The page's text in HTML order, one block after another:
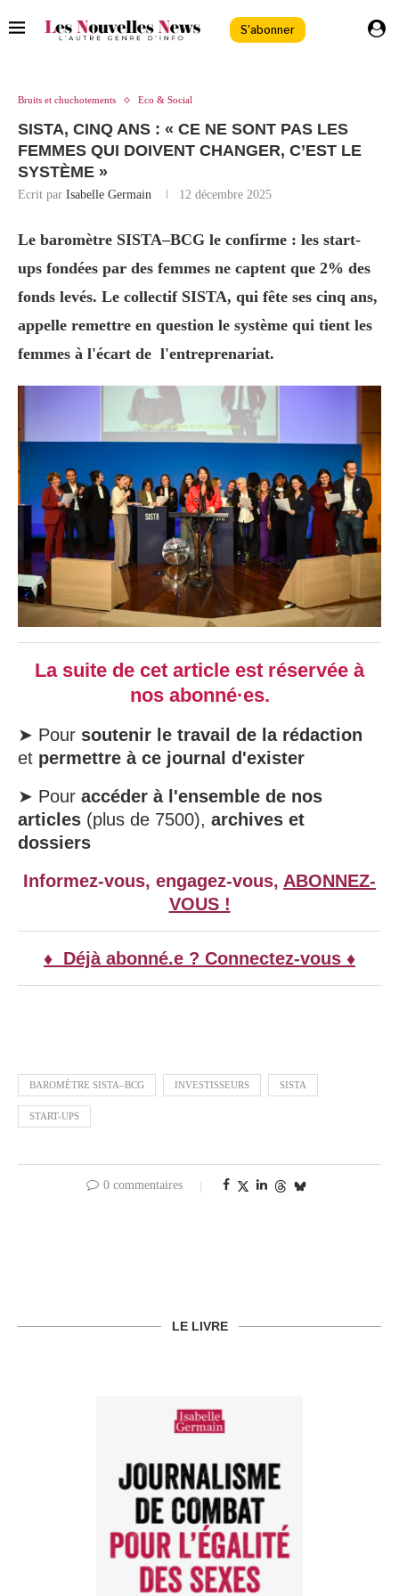
S'abonner
Bruits et chuchotements Eco & Social
SISTA, CINQ ANS : « CE NE SONT PAS LES
FEMMES QUI DOIVENT CHANGER, C’EST LE
SYSTÈME »
Ecrit par Isabelle Germain 12 décembre 2025
Le baromètre SISTA–BCG le confirme : les start-
ups fondées par des femmes ne captent que 2% des
fonds levés. Le collectif SISTA, qui fête ses cinq ans,
appelle remettre en question le système qui tient les
femmes à l'écart de l'entreprenariat.
La suite de cet article est réservée à
nos abonné·es.
➤ Pour soutenir le travail de la rédaction
et permettre à ce journal d'exister
➤ Pour accéder à l'ensemble de nos
articles (plus de 7500), archives et
dossiers
Informez-vous, engagez-vous, ABONNEZ-
VOUS !
♦ Déjà abonné.e ? Connectez-vous ♦
BAROMÈTRE SISTA–BCG INVESTISSEURS SISTA
START-UPS
0 commentaires
LE LIVRE